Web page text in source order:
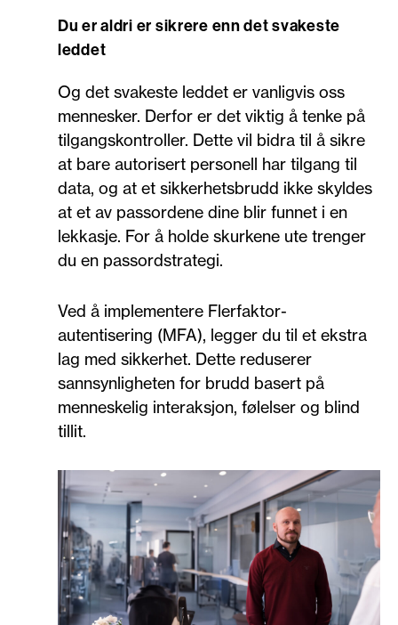
Du er aldri er sikrere enn det svakeste
leddet
Og det svakeste leddet er vanligvis oss
mennesker. Derfor er det viktig å tenke på
tilgangskontroller. Dette vil bidra til å sikre
at bare autorisert personell har tilgang til
data, og at et sikkerhetsbrudd ikke skyldes
at et av passordene dine blir funnet i en
lekkasje. For å holde skurkene ute trenger
du en passordstrategi.
Ved å implementere Flerfaktor-
autentisering (MFA), legger du til et ekstra
lag med sikkerhet. Dette reduserer
sannsynligheten for brudd basert på
menneskelig interaksjon, følelser og blind
tillit.